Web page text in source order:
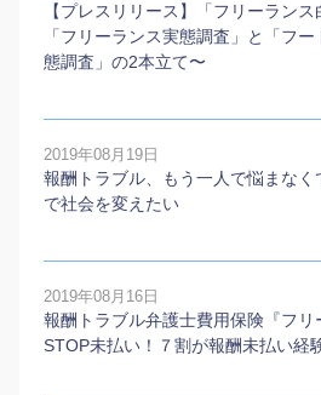
【プレスリリース】「フリーラン
「フリーランス実態調査」と「フ
態調査」の2本⽴て〜
2019年08月19日
報酬トラブル、もう一人で悩まな
で社会を変えたい
2019年08月16日
報酬トラブル弁護士費用保険『フリ
STOP未払い！７割が報酬未払い経